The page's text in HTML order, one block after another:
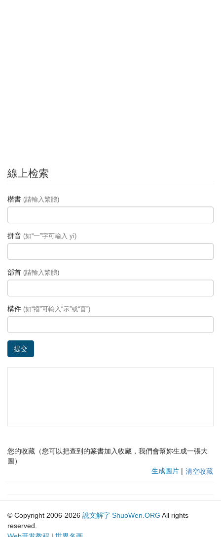
線上检索
楷書 (請輸入繁體)
拼音 (如“一”字可輸入 yi)
部首 (請輸入繁體)
構件 (如“禧”可輸入“示”或“喜”)
提交
您的收藏（您可以把查到的篆書加入收藏，我們會幫妳生成一張大
圖）
生成圖片 | 清空收藏
© Copyright 2006-2026 說文解字 ShuoWen.ORG All rights
reserved.